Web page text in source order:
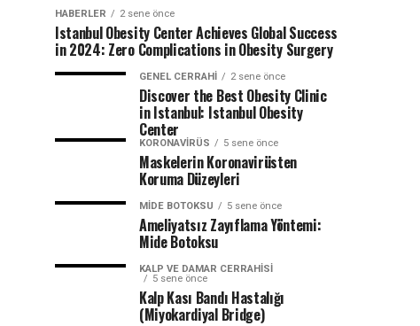
HABERLER 2 sene önce
Istanbul Obesity Center Achieves Global Success
in 2024: Zero Complications in Obesity Surgery
GENEL CERRAHI 2 sene önce
Discover the Best Obesity Clinic
in Istanbul: Istanbul Obesity
Center
KORONAVIRÜS 5 sene önce
Maskelerin Koronavirüsten
Koruma Düzeyleri
MIDE BOTOKSU 5 sene önce
Ameliyatsız Zayıflama Yöntemi:
Mide Botoksu
KALP VE DAMAR CERRAHISI
5 sene önce
Kalp Kası Bandı Hastalığı
(Miyokardiyal Bridge)